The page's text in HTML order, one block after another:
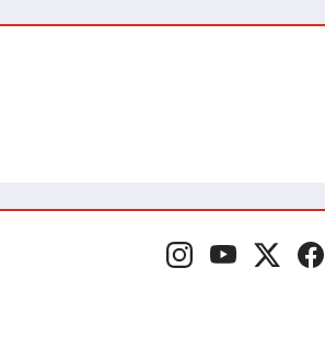
Social Links Facebook
x.com
YouTube
Instagram